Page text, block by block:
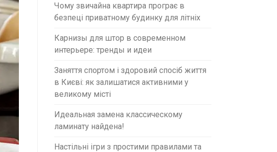
Чому звичайна квартира програє в
безпеці приватному будинку для літніх
Карнизы для штор в современном
интерьере: тренды и идеи
Заняття спортом і здоровий спосіб життя
в Києві: як залишатися активними у
великому місті
Идеальная замена классическому
ламинату найдена!
Настільні ігри з простими правилами та